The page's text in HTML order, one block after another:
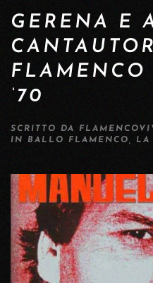
GERENA E
‘70
SCRITTO DA
IN BALLO FLAMENCO LA